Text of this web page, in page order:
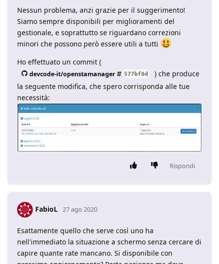
Nessun problema, anzi grazie per il suggerimento!
Siamo sempre disponibili per miglioramenti del
gestionale, e soprattutto se riguardano correzioni
minori che possono però essere utili a tutti
Ho effettuato un commit (
devcode-it/openstamanager 577bf0d
) che produce
la seguente modifica, che spero corrisponda alle tue
necessità:
Rispondi
FabioL 27 ago 2020
Esattamente quello che serve così uno ha
nell'immediato la situazione a schermo senza cercare di
capire quante rate mancano. Si disponibile con